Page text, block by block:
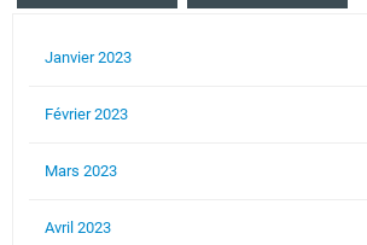
Janvier 2023
Février 2023
Mars 2023
Avril 2023